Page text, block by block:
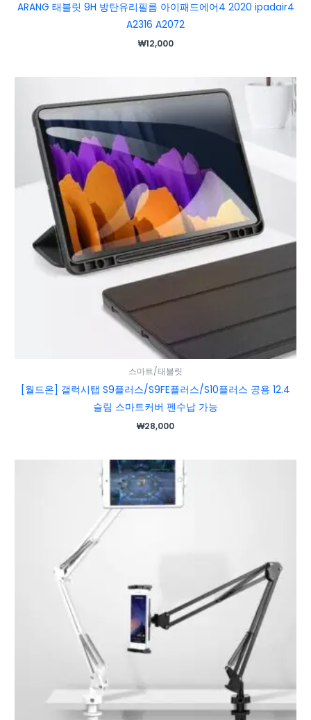
ARANG 태블릿 9H 방탄유리필름 아이패드에어4 2020 ipadair4
A2316 A2072
₩12,000
스마트/태블릿
[월드온] 갤럭시탭 S9플러스/S9FE플러스/S10플러스 공용 12.4
슬림 스마트커버 펜수납 가능
₩28,000